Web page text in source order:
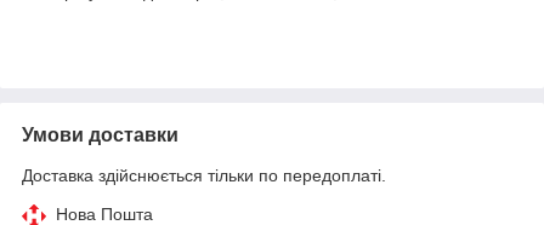
Умови доставки
Доставка здійснюється тільки по передоплаті.
Нова Пошта